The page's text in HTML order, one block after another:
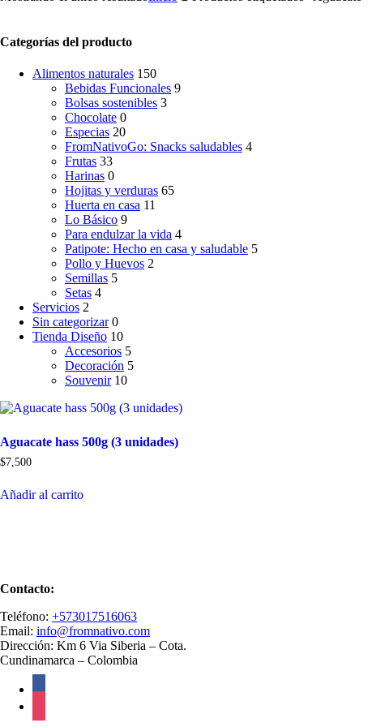
Categorías del producto
Alimentos naturales 150
Bebidas Funcionales 9
Bolsas sostenibles 3
Chocolate 0
Especias 20
FromNativoGo: Snacks saludables 4
Frutas 33
Harinas 0
Hojitas y verduras 65
Huerta en casa 11
Lo Básico 9
Para endulzar la vida 4
Patipote: Hecho en casa y saludable 5
Pollo y Huevos 2
Semillas 5
Setas 4
Servicios 2
Sin categorizar 0
Tienda Diseño 10
Accesorios 5
Decoración 5
Souvenir 10
Aguacate hass 500g (3 unidades)
$7,500
Añadir al carrito
Contacto:
Teléfono: +573017516063
Email: info@fromnativo.com
Dirección: Km 6 Via Siberia – Cota.
Cundinamarca – Colombia